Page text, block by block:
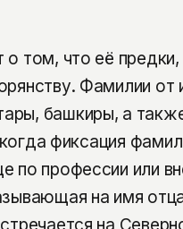
о том, что её
Фамилии от
башкиры, а
фиксация
по профессии или
на имя